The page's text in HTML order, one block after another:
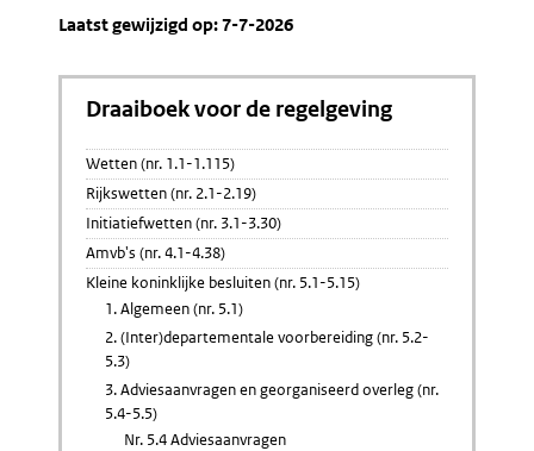
Laatst gewijzigd op: 7-7-2026
Draaiboek voor de regelgeving
Wetten (nr. 1.1-1.115)
Rijkswetten (nr. 2.1-2.19)
Initiatiefwetten (nr. 3.1-3.30)
Amvb's (nr. 4.1-4.38)
Kleine koninklijke besluiten (nr. 5.1-5.15)
1. Algemeen (nr. 5.1)
2. (Inter)departementale voorbereiding (nr. 5.2-
5.3)
3. Adviesaanvragen en georganiseerd overleg (nr.
5.4-5.5)
Nr. 5.4 Adviesaanvragen